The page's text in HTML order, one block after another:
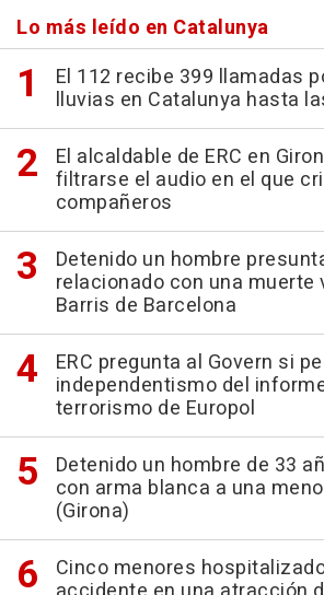
Lo más leído en Catalunya
El 112 recibe 399 llamadas
lluvias en Catalunya hasta
El alcaldable de ERC en
filtrarse el audio en el que
compañeros
Detenido un hombre
relacionado con una muerte
Barris de Barcelona
ERC pregunta al Govern si
independentismo del
terrorismo de Europol
Detenido un hombre de 33
con arma blanca a una
(Girona)
Cinco menores